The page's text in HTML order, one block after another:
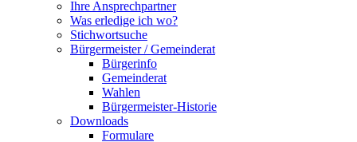
Ihre Ansprechpartner
Was erledige ich wo?
Stichwortsuche
Bürgermeister / Gemeinderat
Bürgerinfo
Gemeinderat
Wahlen
Bürgermeister-Historie
Downloads
Formulare